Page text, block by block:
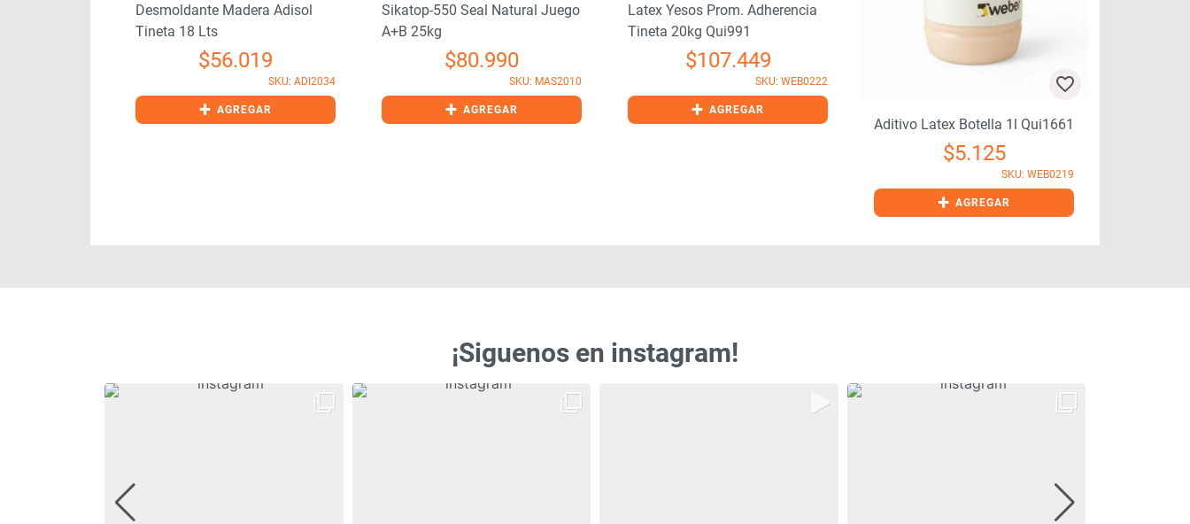
Desmoldante Madera Adisol
Tineta 18 Lts
$56.019
SKU: ADI2034
+ AGREGAR
Sikatop-550 Seal Natural Juego
A+b 25kg
$80.990
SKU: MAS2010
+ AGREGAR
Latex Yesos Prom. Adherencia
Tineta 20kg Qui991
$107.449
SKU: WEB0222
+ AGREGAR
Aditivo Latex Botella 1l Qui1661
$5.125
SKU: WEB0219
+ AGREGAR
¡Siguenos en instagram!